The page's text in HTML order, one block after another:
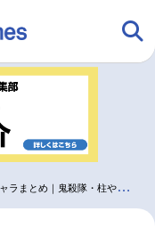
メ
殺隊・柱や鬼舞辻無惨、上弦の鬼たち